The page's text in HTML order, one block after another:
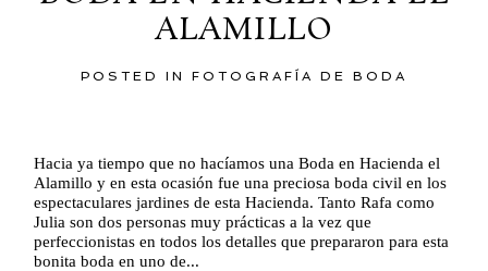
ALAMILLO
POSTED IN FOTOGRAFÍA DE BODA
Hacia ya tiempo que no hacíamos una Boda en Hacienda el
Alamillo y en esta ocasión fue una preciosa boda civil en los
espectaculares jardines de esta Hacienda. Tanto Rafa como
Julia son dos personas muy prácticas a la vez que
perfeccionistas en todos los detalles que prepararon para esta
bonita boda en uno de...